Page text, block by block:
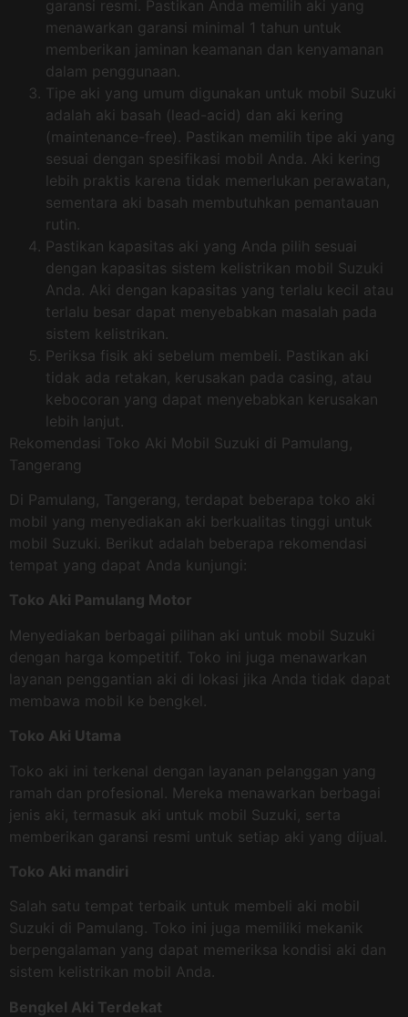
garansi resmi. Pastikan Anda memilih aki yang
menawarkan garansi minimal 1 tahun untuk
memberikan jaminan keamanan dan kenyamanan
dalam penggunaan.
Tipe aki yang umum digunakan untuk mobil Suzuki
adalah aki basah (lead-acid) dan aki kering
(maintenance-free). Pastikan memilih tipe aki yang
sesuai dengan spesifikasi mobil Anda. Aki kering
lebih praktis karena tidak memerlukan perawatan,
sementara aki basah membutuhkan pemantauan
rutin.
Pastikan kapasitas aki yang Anda pilih sesuai
dengan kapasitas sistem kelistrikan mobil Suzuki
Anda. Aki dengan kapasitas yang terlalu kecil atau
terlalu besar dapat menyebabkan masalah pada
sistem kelistrikan.
Periksa fisik aki sebelum membeli. Pastikan aki
tidak ada retakan, kerusakan pada casing, atau
kebocoran yang dapat menyebabkan kerusakan
lebih lanjut.
Rekomendasi Toko Aki Mobil Suzuki di Pamulang,
Tangerang
Di Pamulang, Tangerang, terdapat beberapa toko aki
mobil yang menyediakan aki berkualitas tinggi untuk
mobil Suzuki. Berikut adalah beberapa rekomendasi
tempat yang dapat Anda kunjungi:
Toko Aki Pamulang Motor
Menyediakan berbagai pilihan aki untuk mobil Suzuki
dengan harga kompetitif. Toko ini juga menawarkan
layanan penggantian aki di lokasi jika Anda tidak dapat
membawa mobil ke bengkel.
Toko Aki Utama
Toko aki ini terkenal dengan layanan pelanggan yang
ramah dan profesional. Mereka menawarkan berbagai
jenis aki, termasuk aki untuk mobil Suzuki, serta
memberikan garansi resmi untuk setiap aki yang dijual.
Toko Aki mandiri
Salah satu tempat terbaik untuk membeli aki mobil
Suzuki di Pamulang. Toko ini juga memiliki mekanik
berpengalaman yang dapat memeriksa kondisi aki dan
sistem kelistrikan mobil Anda.
Bengkel Aki Terdekat